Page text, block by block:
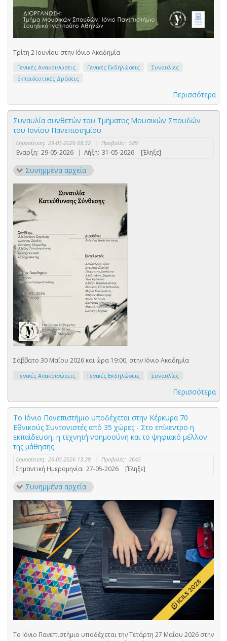
Τρίτη 2 Ιουνίου στην Ιόνιο Ακαδημία
Γενικές Ανακοινώσεις Γενικές Εκδηλώσεις
Συναυλίες
Εκπαιδευτικές Δράσεις
Περισσότερα
Συναυλία συνθετών του Τμήματος Μουσικών Σπουδών
του Ιονίου Πανεπιστημίου
Δημοσίευση: 29-05-2026 08:32 | Προβολές: 589
Έναρξη: 29-05-2026 | Λήξη: 31-05-2026 [Έληξε]
Συνημμένα αρχεία
Σάββατο 30 Μαΐου 2026 και ώρα 19:00, στην Ιόνιο Ακαδημία
Γενικές Ανακοινώσεις Γενικές Εκδηλώσεις Συναυλίες
Περισσότερα
Το Ιόνιο Πανεπιστήμιο υποδέχεται στην Κέρκυρα 70
Εθνικούς Συντονιστές από 35 χώρες - Στο επίκεντρο η
εκπαίδευση, η τεχνητή νοημοσύνη και το ψηφιακό μέλλον
της μάθησης
Δημοσίευση: 26-05-2026 13:29 | Προβολές: 2645
Σημαντική Ημερομηνία: 27-05-2026 [Έληξε]
Συνημμένα αρχεία
Το Ιόνιο Πανεπιστήμιο υποδέχεται την Τετάρτη 27 Μαΐου 2026 στην